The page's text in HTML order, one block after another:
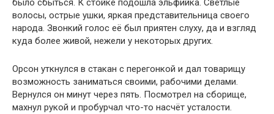
было сбыться. К стойке подошла эльфийка. Светлые
волосы, острые ушки, яркая представительница своего
народа. Звонкий голос её был приятен слуху, да и взгляд
куда более живой, нежели у некоторых других.
Орсон уткнулся в стакан с перегонкой и дал товарищу
возможность заниматься своими, рабочими делами.
Вернулся он минут через пять. Посмотрел на сборище,
махнул рукой и пробурчал что-то насчёт усталости.